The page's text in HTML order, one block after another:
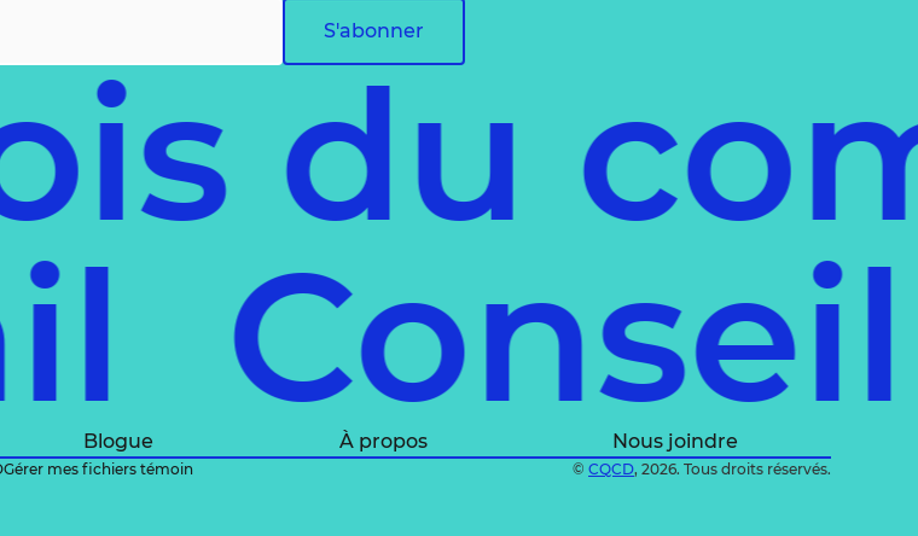
S'abonner
du
Blogue À propos Nous joindre
Gérer mes fichiers témoin © CQCD, 2026. Tous droits réservés.